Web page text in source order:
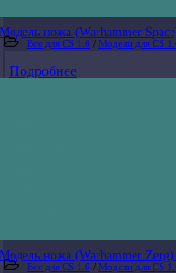
Модель ножа (Warhammer
Все для CS 1.6 / Модели для CS
Подробнее
Модель ножа (Warhammer Zerg)
Все для CS 1.6 / Модели для CS